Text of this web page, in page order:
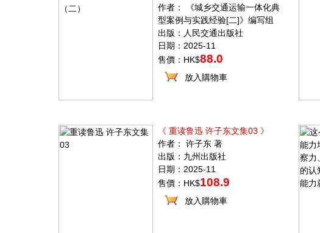
作者： 《城乡交通运输一体化典
型案例与实践经验[二]》编写组
出版：人民交通出版社
日期：2025-11
售價：HK$88.0
放入購物車
《 重读鲁迅 许子东文集03 》
作者： 许子东 著
出版：九州出版社
日期：2025-11
售價：HK$108.9
放入購物車